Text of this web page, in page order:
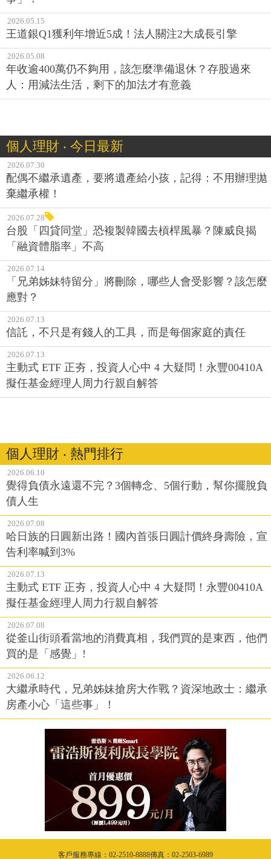
2026.05.15
王道銀Q1獲利年增近5成！法人關注2大成長引擎
2026.05.08
年收逾400萬仍不夠用，該怎麼準備退休？存股過來
人：用減法生活，剩下的加法才有意義
個人理財 ‧ 今日最新
2026.07.30
配偶不繼承遺產，要將遺產給小孩，記得：不用辦理拋
棄繼承權！
2026.07.28
台股「四貸同堂」恐複製韓國去槓桿風暴？陳威良揭
「融資體脂率」不高
2026.07.14
「兄弟姊妹特留分」將刪除，哪些人會受影響？該怎麼
應對？
2026.07.13
信託，不只是有錢人的工具，而是每個家庭的責任
2026.07.13
主動式 ETF 正夯，投資人心中 4 大疑問！永豐00410A
擬任基金經理人周力行親自解答
個人理財 ‧ 熱門排行
2026.06.10
覺得負債永遠還不完？3個轉念、5個行動，幫你擺脫負
債人生
2026.07.08
哈日族的日圓新出路！國內首張日圓計價終身壽險，宣
告利率喊到3%
2026.07.13
主動式 ETF 正夯，投資人心中 4 大疑問！永豐00410A
擬任基金經理人周力行親自解答
2026.07.08
從釜山街頭看當地的消費真相，我們買的是東西，他們
買的是「感覺」!
2026.06.12
大繼承時代，兄弟姊妹搶房大作戰？資深地政士：繼承
房產小心「這些事」！
客戶服務專線：02-2510-8888傳真：02-2503-6989